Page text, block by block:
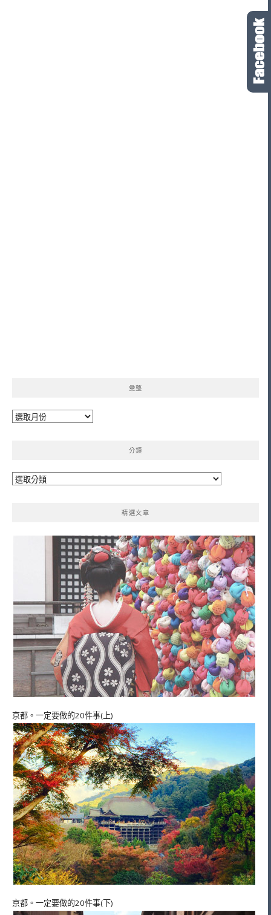
彙整
彙
分類
分
精選文章
京都。一定要做的20件事(上)
京都。一定要做的20件事(下)